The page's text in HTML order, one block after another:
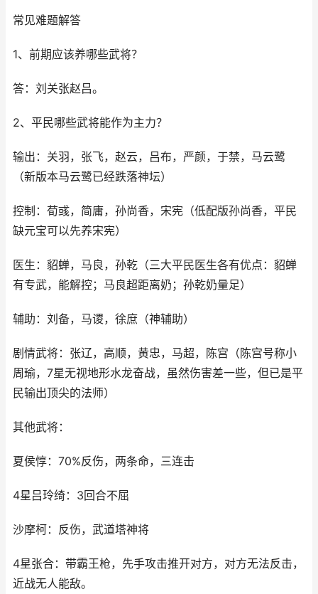
常见难题解答
1、前期应该养哪些武将？
答：刘关张赵吕。
2、平民哪些武将能作为主力？
输出：关羽，张飞，赵云，吕布，严颜，于禁，马云鹭
（新版本马云鹭已经跌落神坛）
控制：荀彧，简庸，孙尚香，宋宪（低配版孙尚香，平民
缺元宝可以先养宋宪）
医生：貂蝉，马良，孙乾（三大平民医生各有优点：貂蝉
有专武，能解控；马良超距离奶；孙乾奶量足）
辅助：刘备，马谡，徐庶（神辅助）
剧情武将：张辽，高顺，黄忠，马超，陈宫（陈宫号称小
周瑜，7星无视地形水龙奋战，虽然伤害差一些，但已是平
民输出顶尖的法师）
其他武将：
夏侯惇：70%反伤，两条命，三连击
4星吕玲绮：3回合不屈
沙摩柯：反伤，武道塔神将
4星张合：带霸王枪，先手攻击推开对方，对方无法反击，
近战无人能敌。